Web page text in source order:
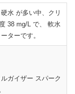
水 が多い中、クリ
38 mg/L で、 軟水
ターです。
ガイザー スパーク